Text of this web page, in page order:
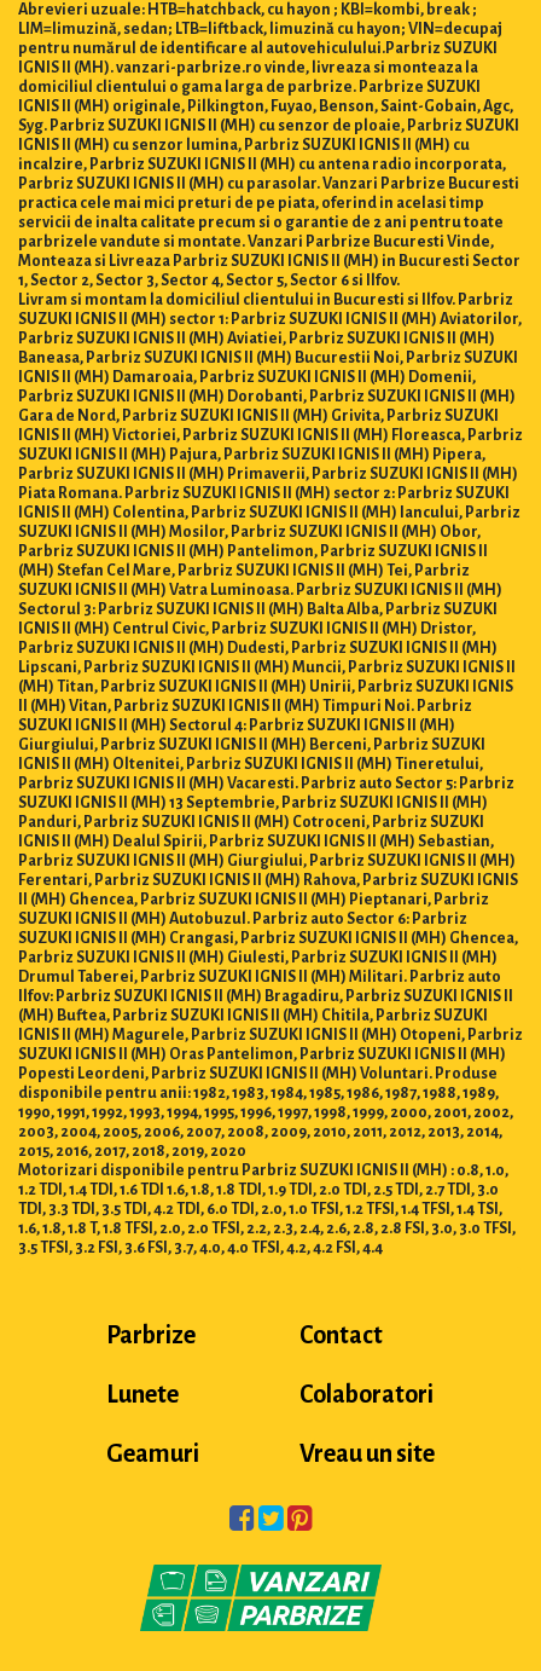
Abrevieri uzuale: HTB=hatchback, cu hayon ; KBI=kombi, break ;
LIM=limuzină, sedan; LTB=liftback, limuzină cu hayon; VIN=decupaj
pentru numărul de identificare al autovehiculului.Parbriz SUZUKI
IGNIS II (MH). vanzari-parbrize.ro vinde, livreaza si monteaza la
domiciliul clientului o gama larga de parbrize. Parbrize SUZUKI
IGNIS II (MH) originale, Pilkington, Fuyao, Benson, Saint-Gobain, Agc,
Syg. Parbriz SUZUKI IGNIS II (MH) cu senzor de ploaie, Parbriz SUZUKI
IGNIS II (MH) cu senzor lumina, Parbriz SUZUKI IGNIS II (MH) cu
incalzire, Parbriz SUZUKI IGNIS II (MH) cu antena radio incorporata,
Parbriz SUZUKI IGNIS II (MH) cu parasolar. Vanzari Parbrize Bucuresti
practica cele mai mici preturi de pe piata, oferind in acelasi timp
servicii de inalta calitate precum si o garantie de 2 ani pentru toate
parbrizele vandute si montate. Vanzari Parbrize Bucuresti Vinde,
Monteaza si Livreaza Parbriz SUZUKI IGNIS II (MH) in Bucuresti Sector
1, Sector 2, Sector 3, Sector 4, Sector 5, Sector 6 si Ilfov.
Livram si montam la domiciliul clientului in Bucuresti si Ilfov. Parbriz
SUZUKI IGNIS II (MH) sector 1: Parbriz SUZUKI IGNIS II (MH) Aviatorilor,
Parbriz SUZUKI IGNIS II (MH) Aviatiei, Parbriz SUZUKI IGNIS II (MH)
Baneasa, Parbriz SUZUKI IGNIS II (MH) Bucurestii Noi, Parbriz SUZUKI
IGNIS II (MH) Damaroaia, Parbriz SUZUKI IGNIS II (MH) Domenii,
Parbriz SUZUKI IGNIS II (MH) Dorobanti, Parbriz SUZUKI IGNIS II (MH)
Gara de Nord, Parbriz SUZUKI IGNIS II (MH) Grivita, Parbriz SUZUKI
IGNIS II (MH) Victoriei, Parbriz SUZUKI IGNIS II (MH) Floreasca, Parbriz
SUZUKI IGNIS II (MH) Pajura, Parbriz SUZUKI IGNIS II (MH) Pipera,
Parbriz SUZUKI IGNIS II (MH) Primaverii, Parbriz SUZUKI IGNIS II (MH)
Piata Romana. Parbriz SUZUKI IGNIS II (MH) sector 2: Parbriz SUZUKI
IGNIS II (MH) Colentina, Parbriz SUZUKI IGNIS II (MH) Iancului, Parbriz
SUZUKI IGNIS II (MH) Mosilor, Parbriz SUZUKI IGNIS II (MH) Obor,
Parbriz SUZUKI IGNIS II (MH) Pantelimon, Parbriz SUZUKI IGNIS II
(MH) Stefan Cel Mare, Parbriz SUZUKI IGNIS II (MH) Tei, Parbriz
SUZUKI IGNIS II (MH) Vatra Luminoasa. Parbriz SUZUKI IGNIS II (MH)
Sectorul 3: Parbriz SUZUKI IGNIS II (MH) Balta Alba, Parbriz SUZUKI
IGNIS II (MH) Centrul Civic, Parbriz SUZUKI IGNIS II (MH) Dristor,
Parbriz SUZUKI IGNIS II (MH) Dudesti, Parbriz SUZUKI IGNIS II (MH)
Lipscani, Parbriz SUZUKI IGNIS II (MH) Muncii, Parbriz SUZUKI IGNIS II
(MH) Titan, Parbriz SUZUKI IGNIS II (MH) Unirii, Parbriz SUZUKI IGNIS
II (MH) Vitan, Parbriz SUZUKI IGNIS II (MH) Timpuri Noi. Parbriz
SUZUKI IGNIS II (MH) Sectorul 4: Parbriz SUZUKI IGNIS II (MH)
Giurgiului, Parbriz SUZUKI IGNIS II (MH) Berceni, Parbriz SUZUKI
IGNIS II (MH) Oltenitei, Parbriz SUZUKI IGNIS II (MH) Tineretului,
Parbriz SUZUKI IGNIS II (MH) Vacaresti. Parbriz auto Sector 5: Parbriz
SUZUKI IGNIS II (MH) 13 Septembrie, Parbriz SUZUKI IGNIS II (MH)
Panduri, Parbriz SUZUKI IGNIS II (MH) Cotroceni, Parbriz SUZUKI
IGNIS II (MH) Dealul Spirii, Parbriz SUZUKI IGNIS II (MH) Sebastian,
Parbriz SUZUKI IGNIS II (MH) Giurgiului, Parbriz SUZUKI IGNIS II (MH)
Ferentari, Parbriz SUZUKI IGNIS II (MH) Rahova, Parbriz SUZUKI IGNIS
II (MH) Ghencea, Parbriz SUZUKI IGNIS II (MH) Pieptanari, Parbriz
SUZUKI IGNIS II (MH) Autobuzul. Parbriz auto Sector 6: Parbriz
SUZUKI IGNIS II (MH) Crangasi, Parbriz SUZUKI IGNIS II (MH) Ghencea,
Parbriz SUZUKI IGNIS II (MH) Giulesti, Parbriz SUZUKI IGNIS II (MH)
Drumul Taberei, Parbriz SUZUKI IGNIS II (MH) Militari. Parbriz auto
Ilfov: Parbriz SUZUKI IGNIS II (MH) Bragadiru, Parbriz SUZUKI IGNIS II
(MH) Buftea, Parbriz SUZUKI IGNIS II (MH) Chitila, Parbriz SUZUKI
IGNIS II (MH) Magurele, Parbriz SUZUKI IGNIS II (MH) Otopeni, Parbriz
SUZUKI IGNIS II (MH) Oras Pantelimon, Parbriz SUZUKI IGNIS II (MH)
Popesti Leordeni, Parbriz SUZUKI IGNIS II (MH) Voluntari. Produse
disponibile pentru anii: 1982, 1983, 1984, 1985, 1986, 1987, 1988, 1989,
1990, 1991, 1992, 1993, 1994, 1995, 1996, 1997, 1998, 1999, 2000, 2001, 2002,
2003, 2004, 2005, 2006, 2007, 2008, 2009, 2010, 2011, 2012, 2013, 2014,
2015, 2016, 2017, 2018, 2019, 2020
Motorizari disponibile pentru Parbriz SUZUKI IGNIS II (MH) : 0.8, 1.0,
1.2 TDI, 1.4 TDI, 1.6 TDI 1.6, 1.8, 1.8 TDI, 1.9 TDI, 2.0 TDI, 2.5 TDI, 2.7 TDI, 3.0
TDI, 3.3 TDI, 3.5 TDI, 4.2 TDI, 6.0 TDI, 2.0, 1.0 TFSI, 1.2 TFSI, 1.4 TFSI, 1.4 TSI,
1.6, 1.8, 1.8 T, 1.8 TFSI, 2.0, 2.0 TFSI, 2.2, 2.3, 2.4, 2.6, 2.8, 2.8 FSI, 3.0, 3.0 TFSI,
3.5 TFSI, 3.2 FSI, 3.6 FSI, 3.7, 4.0, 4.0 TFSI, 4.2, 4.2 FSI, 4.4
Parbrize
Lunete
Geamuri
Contact
Colaboratori
Vreau un site